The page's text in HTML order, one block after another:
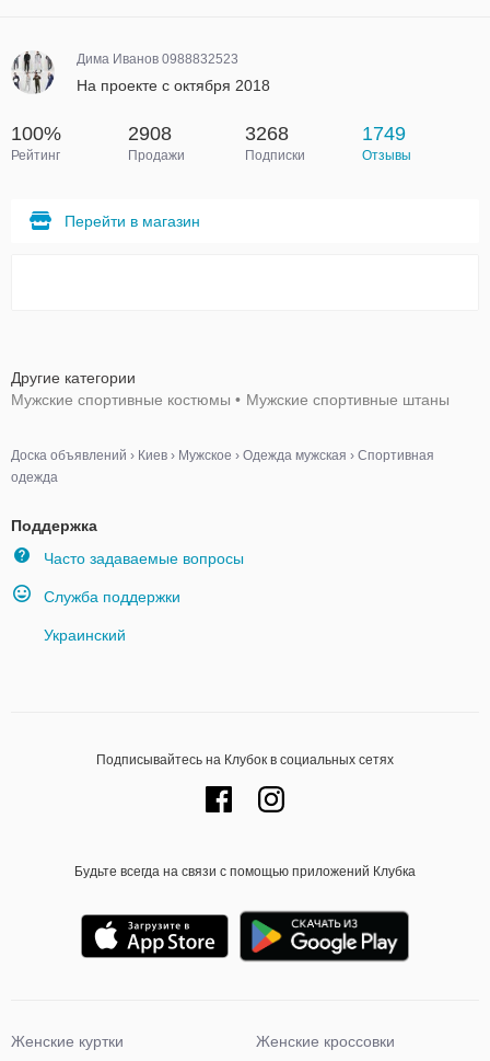
Дима Иванов 0988832523
На проекте с октября 2018
100%
Рейтинг
2908
Продажи
3268
Подписки
1749
Отзывы
Перейти в магазин
Другие категории
Мужские спортивные костюмы • Мужские спортивные штаны
Доска объявлений › Киев › Мужское › Одежда мужская › Спортивная
одежда
Поддержка
Часто задаваемые вопросы
Служба поддержки
Украинский
Подписывайтесь на Клубок в социальных сетях
Будьте всегда на связи с помощью приложений Клубка
Женские куртки
Женские кроссовки